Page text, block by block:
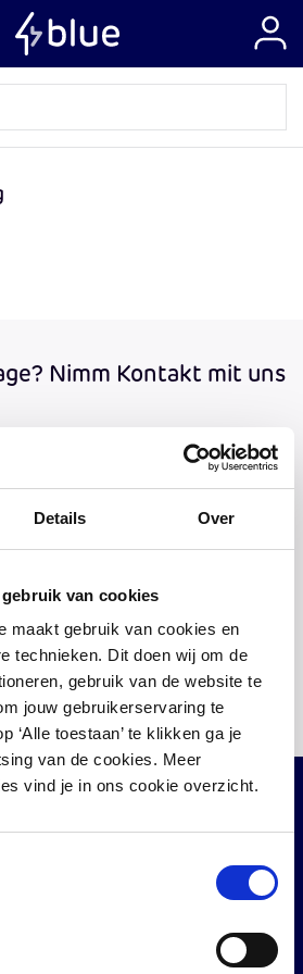
Details Over
van cookies
maakt gebruik van cookies en
technieken. Dit doen wij om de
gebruik van de website te
jouw gebruikerservaring te
‘Alle toestaan’ te klikken ga je
van de cookies. Meer
vind je in ons cookie overzicht.
Nimm Kontakt mit uns
bis Freitag zwischen 08:30 und
Mail
einer Stunde
+49 211 81 973 111
am Telefon